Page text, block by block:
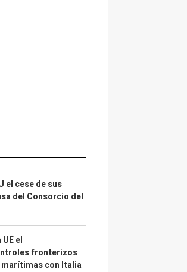
el cese de sus
del Consorcio del
el
fronterizos
marítimas con Italia